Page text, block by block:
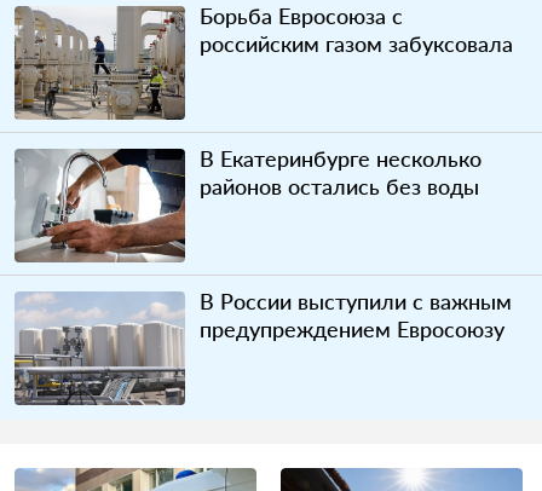
Борьба Евросоюза с
российским газом забуксовала
В Екатеринбурге несколько
районов остались без воды
В России выступили с важным
предупреждением Евросоюзу